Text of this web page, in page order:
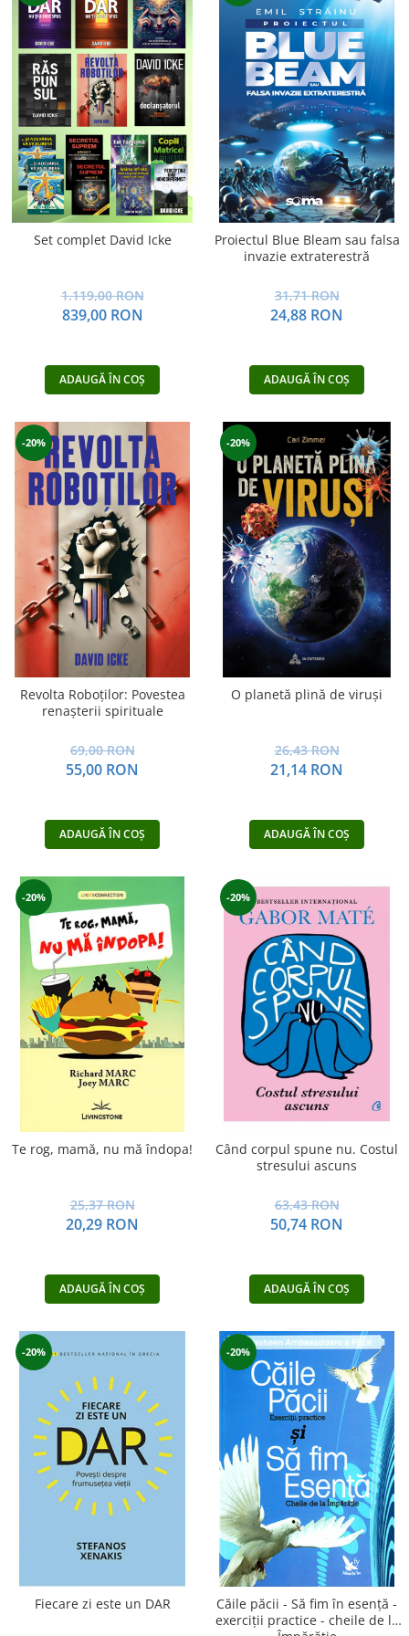
Oracol
Spiritualitate şi ştiinţă
Fără categorie
Cunoaștere
Set complet David Icke
1.119,00 RON
839,00 RON
ADAUGĂ ÎN COȘ
Proiectul Blue Bleam sau falsa
invazie extraterestră
31,71 RON
24,88 RON
ADAUGĂ ÎN COȘ
-20%
Revolta Roboților: Povestea
renașterii spirituale
69,00 RON
55,00 RON
ADAUGĂ ÎN COȘ
-20%
O planetă plină de viruși
26,43 RON
21,14 RON
ADAUGĂ ÎN COȘ
-20%
Te rog, mamă, nu mă îndopa!
25,37 RON
20,29 RON
ADAUGĂ ÎN COȘ
-20%
Când corpul spune nu. Costul
stresului ascuns
63,43 RON
50,74 RON
ADAUGĂ ÎN COȘ
-20%
Fiecare zi este un DAR
-20%
Căile păcii - Să fim în esenţă -
exerciţii practice - cheile de la